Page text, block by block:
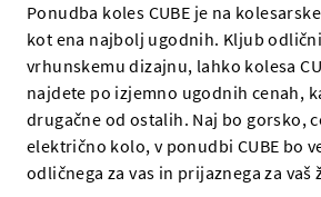
Ponudba koles CUBE je na
kot ena najbolj ugodnih. Kljub
vrhunskemu dizajnu, lahko kolesa
najdete po izjemno ugodnih cenah,
drugačne od ostalih. Naj bo gorsko,
električno kolo, v ponudbi CUBE bo
odličnega za vas in prijaznega za vaš